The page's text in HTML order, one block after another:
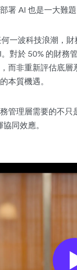
署 AI 也是一大難題
一波科技浪潮，
對於 50% 的財務
而非重新評估底
本質機遇。
管理層需要的不
同效應。